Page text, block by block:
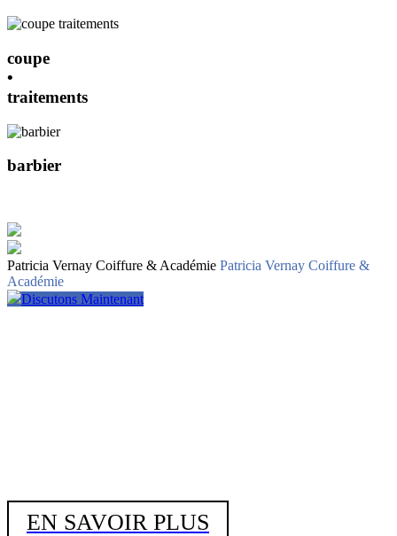
coupe
•
traitements
barbier
Patricia Vernay Coiffure & Académie Patricia Vernay Coiffure &
Académie
Discutons Maintenant
EN SAVOIR PLUS